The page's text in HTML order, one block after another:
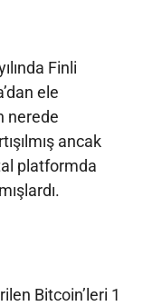
Finli
ele
nerede
ancak
platformda
Bitcoin’leri 1